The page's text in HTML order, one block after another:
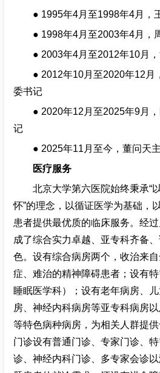
● 1995年4月至1998年4月，
● 1998年4月至2003年4月，
● 2003年4月至2012年10月
● 2012年10月至2020年12月
委书记
● 2020年12月至2025年9月
记
● 2025年11月至今，董问天
医疗服务
北京大学第六医院始终秉承“
怀”的理念，以循证医学为基础，
患者提供最优质的临床服务。经
成了综合实力卓越、亚专科齐备
色。设有综合病房两个，收治来
症、难治的精神障碍患者；设有特
睡眠医学科）；设有老年病房、
房、神经内科病房等亚专科病房
等特色病种病房，为相关人群提供
门诊设有普通门诊、专家门诊、
诊、神经内科门诊、多专家会诊